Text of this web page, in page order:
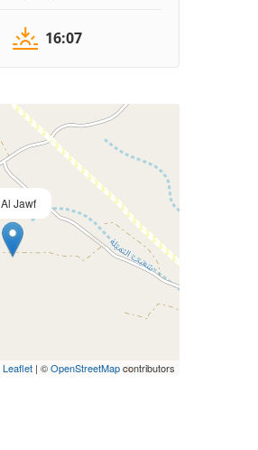
16:07
Al Jawf
Leaflet | ©OpenStreetMapcontributors